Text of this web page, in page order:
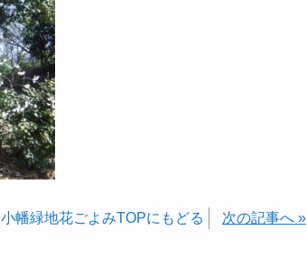
小幡緑地花ごよみTOPにもどる 次の記事へ »